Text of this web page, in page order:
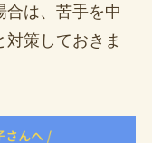
合は、苦手を中
策しておきま